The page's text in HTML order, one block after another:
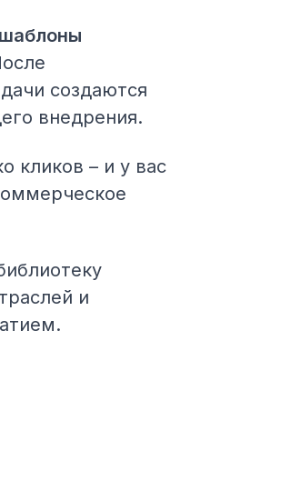
создаются
внедрения.
кликов – и у вас
и